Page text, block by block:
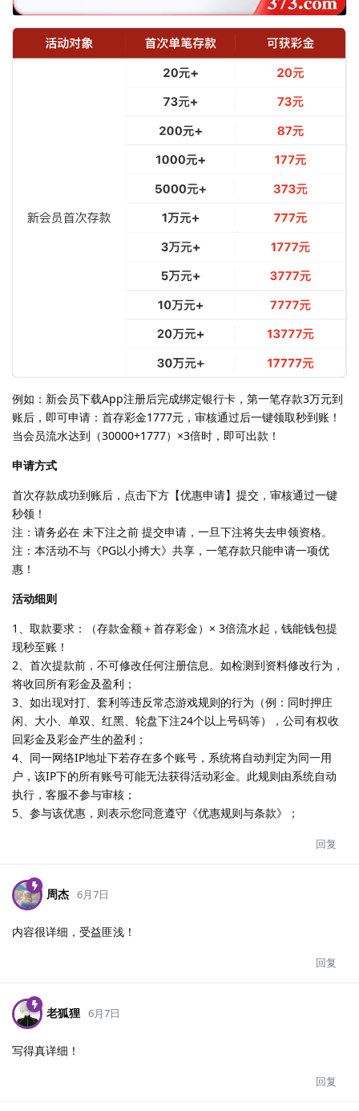
例如：新会员下载App注册后完成绑定银行卡，第一笔存款3万元到
账后，即可申请：首存彩金1777元，审核通过后一键领取秒到账！
当会员流水达到（30000+1777）×3倍时，即可出款！
申请方式
首次存款成功到账后，点击下方【优惠申请】提交，审核通过一键
秒领！
注：请务必在 未下注之前 提交申请，一旦下注将失去申领资格。
注：本活动不与《PG以小搏大》共享，一笔存款只能申请一项优
惠！
活动细则
1、取款要求：（存款金额＋首存彩金）× 3倍流水起，钱能钱包提
现秒至账！
2、首次提款前，不可修改任何注册信息。如检测到资料修改行为，
将收回所有彩金及盈利；
3、如出现对打、套利等违反常态游戏规则的行为（例：同时押庄
闲、大小、单双、红黑、轮盘下注24个以上号码等），公司有权收
回彩金及彩金产生的盈利；
4、同一网络IP地址下若存在多个账号，系统将自动判定为同一用
户，该IP下的所有账号可能无法获得活动彩金。此规则由系统自动
执行，客服不参与审核；
5、参与该优惠，则表示您同意遵守《优惠规则与条款》；
回复
周杰 6月7日
内容很详细，受益匪浅！
回复
老狐狸 6月7日
写得真详细！
回复